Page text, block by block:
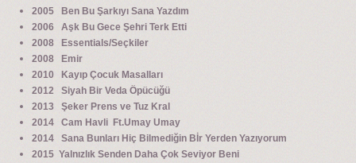
2005 Ben Bu Şarkıyı Sana Yazdım
2006 Aşk Bu Gece Şehri Terk Etti
2008 Essentials/Seçkiler
2008 Emir
2010 Kayıp Çocuk Masalları
2012 Siyah Bir Veda Öpücüğü
2013 Şeker Prens ve Tuz Kral
2014 Cam Havli Ft.Umay Umay
2014 Sana Bunları Hiç Bilmediğin Bİr Yerden Yazıyorum
2015 Yalnızlık Senden Daha Çok Seviyor Beni